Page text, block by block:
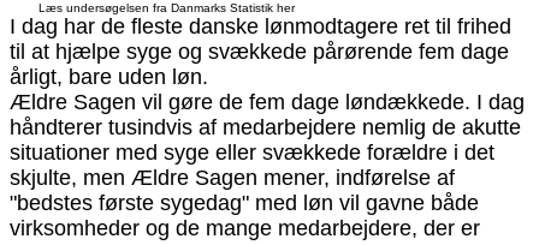
Læs undersøgelsen fra Danmarks Statistik her
I dag har de fleste danske lønmodtagere ret til frihed
til at hjælpe syge og svækkede pårørende fem dage
årligt, bare uden løn.
Ældre Sagen vil gøre de fem dage løndækkede. I dag
håndterer tusindvis af medarbejdere nemlig de akutte
situationer med syge eller svækkede forældre i det
skjulte, men Ældre Sagen mener, indførelse af
"bedstes første sygedag" med løn vil gavne både
virksomheder og de mange medarbejdere, der er